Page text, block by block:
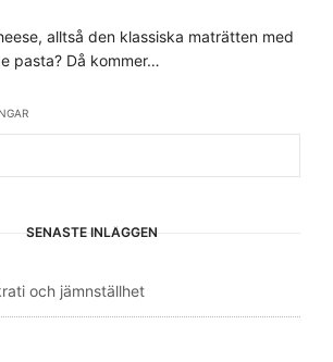
alltså den klassiska maträtten med
pasta? Då kommer…
SENASTE INLÄGGEN
och jämnställhet